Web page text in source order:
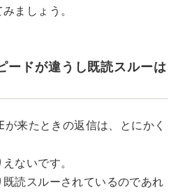
ましょう。
ードが違うし既読スルーは
来たときの返信は、とにかく
ないです。
読スルーされているのであれ